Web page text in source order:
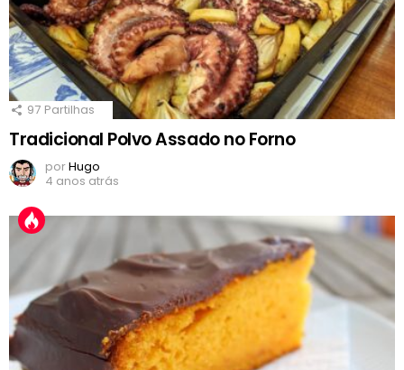
97 Partilhas
Tradicional Polvo Assado no Forno
porHugo
4 anos atrás